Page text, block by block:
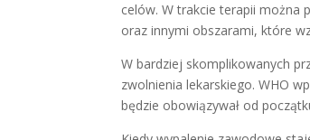
celów. W trakcie terapii można
oraz innymi obszarami, które
W bardziej skomplikowanych
zwolnienia lekarskiego. WHO
będzie obowiązywał od